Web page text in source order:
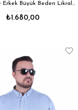
Mocgrande Erkek Büyük Beden Likralı Poplin Gömlek 11354 SIYAH
₺1.680,00